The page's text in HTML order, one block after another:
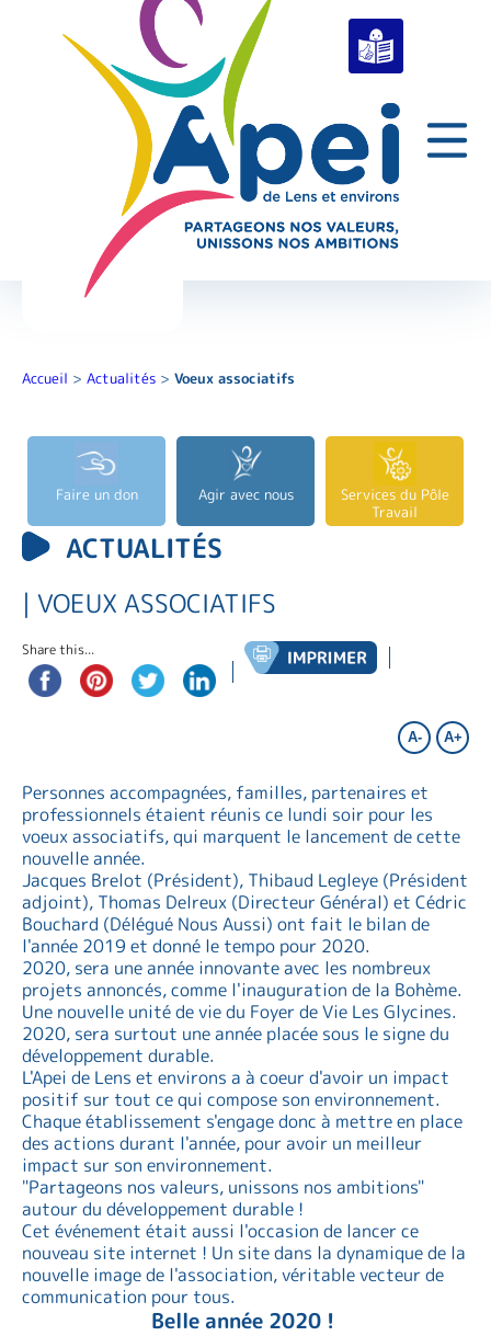
Accueil > Actualités > Voeux associatifs
Faire un don Agir avec nous
Services du Pôle
Travail
ACTUALITÉS
| VOEUX ASSOCIATIFS
Share this...
A- A+
Personnes accompagnées, familles, partenaires et
professionnels étaient réunis ce lundi soir pour les
voeux associatifs, qui marquent le lancement de cette
nouvelle année.
Jacques Brelot (Président), Thibaud Legleye (Président
adjoint), Thomas Delreux (Directeur Général) et Cédric
Bouchard (Délégué Nous Aussi) ont fait le bilan de
l'année 2019 et donné le tempo pour 2020.
2020, sera une année innovante avec les nombreux
projets annoncés, comme l'inauguration de la Bohème.
Une nouvelle unité de vie du Foyer de Vie Les Glycines.
2020, sera surtout une année placée sous le signe du
développement durable.
L'Apei de Lens et environs a à coeur d'avoir un impact
positif sur tout ce qui compose son environnement.
Chaque établissement s'engage donc à mettre en place
des actions durant l'année, pour avoir un meilleur
impact sur son environnement.
"Partageons nos valeurs, unissons nos ambitions"
autour du développement durable !
Cet événement était aussi l'occasion de lancer ce
nouveau site internet ! Un site dans la dynamique de la
nouvelle image de l'association, véritable vecteur de
communication pour tous.
Belle année 2020 !